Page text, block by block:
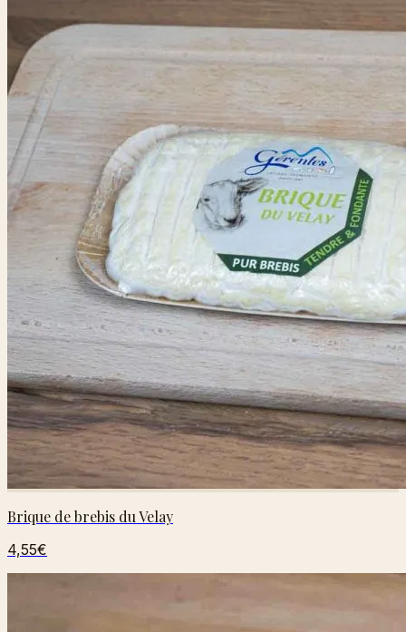
Brique de brebis du Velay
4,55€